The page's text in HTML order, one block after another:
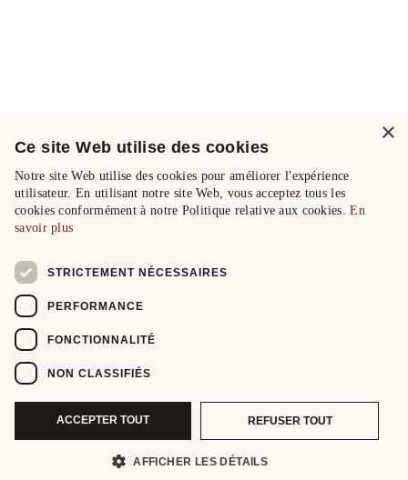
×
Ce site Web utilise des cookies
Notre site Web utilise des cookies pour améliorer l'expérience
utilisateur. En utilisant notre site Web, vous acceptez tous les
cookies conformément à notre Politique relative aux cookies.En
savoir plus
STRICTEMENT NÉCESSAIRES
PERFORMANCE
FONCTIONNALITÉ
NON CLASSIFIÉS
ACCEPTER TOUT REFUSER TOUT
AFFICHER LES DÉTAILS